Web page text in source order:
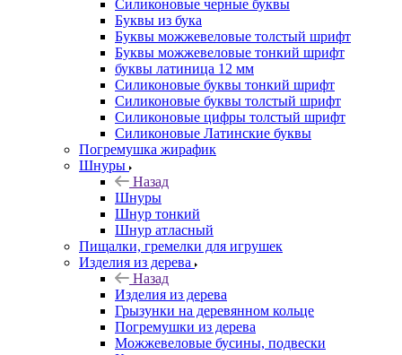
Силиконовые черные буквы
Буквы из бука
Буквы можжевеловые толстый шрифт
Буквы можжевеловые тонкий шрифт
буквы латиница 12 мм
Силиконовые буквы тонкий шрифт
Силиконовые буквы толстый шрифт
Силиконовые цифры толстый шрифт
Силиконовые Латинские буквы
Погремушка жирафик
Шнуры
Назад
Шнуры
Шнур тонкий
Шнур атласный
Пищалки, гремелки для игрушек
Изделия из дерева
Назад
Изделия из дерева
Грызунки на деревянном кольце
Погремушки из дерева
Можжевеловые бусины, подвески